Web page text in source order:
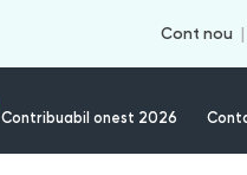
Cont nou
Contribuabil onest 2026